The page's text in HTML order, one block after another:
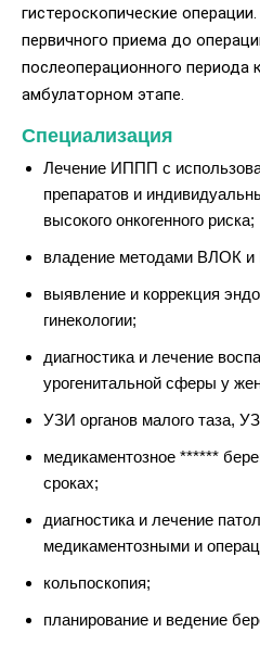
гистероскопические
первичного приема до
послеоперационного периода
амбулаторном этапе.
Специализация
Лечение ИППП с
препаратов и
высокого онкогенного риска;
владение методами ВЛОК
выявление и коррекция
гинекологии;
диагностика и лечение
урогенитальной сферы у
УЗИ органов малого таза,
медикаментозное ******
сроках;
диагностика и лечение
медикаментозными и
кольпоскопия;
планирование и ведение